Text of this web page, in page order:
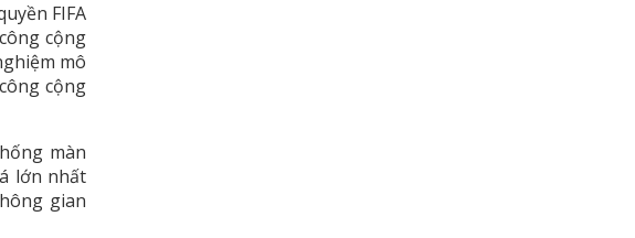
FIFA
cộng
mô
cộng
màn
lớn nhất
gian